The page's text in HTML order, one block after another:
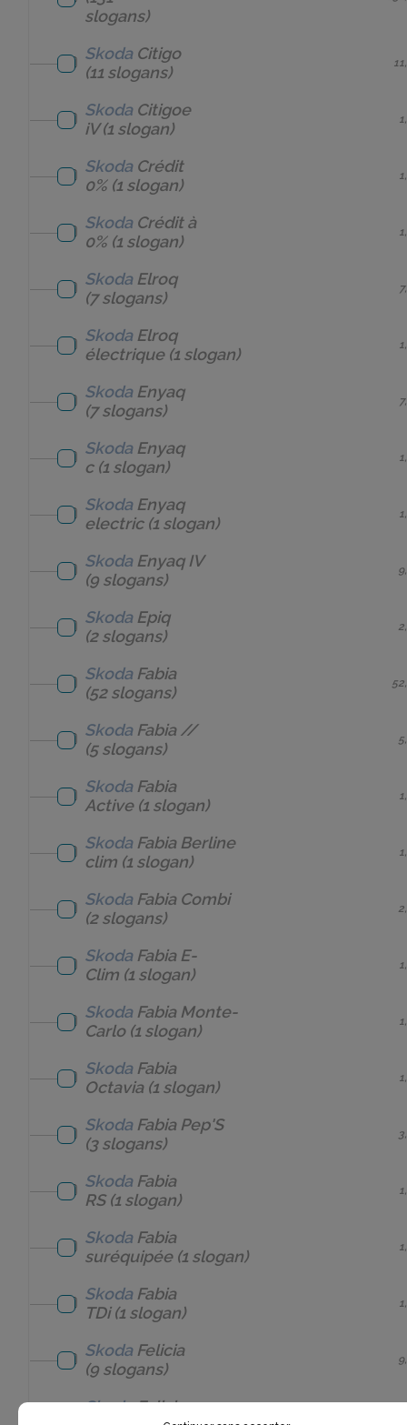
slogans)
Skoda Citigo
(11 slogans)
Skoda Citigoe
iV(1 slogan)
Skoda Crédit
0%(1 slogan)
Skoda Crédit à
0%(1 slogan)
Skoda Elroq
(7 slogans)
Skoda Elroq
électrique(1 slogan)
Skoda Enyaq
(7 slogans)
Skoda Enyaq
c(1 slogan)
Skoda Enyaq
electric(1 slogan)
Skoda Enyaq IV
(9 slogans)
Skoda Epiq
(2 slogans)
Skoda Fabia
(52 slogans)
Skoda Fabia //
(5 slogans)
Skoda Fabia
Active(1 slogan)
Skoda Fabia Berline
clim (1 slogan)
Skoda Fabia Combi
(2 slogans)
Skoda Fabia E-
Clim (1 slogan)
Skoda Fabia Monte-
Carlo(1 slogan)
Skoda Fabia
Octavia(1 slogan)
Skoda Fabia Pep'S
(3 slogans)
Skoda Fabia
RS(1 slogan)
Skoda Fabia
suréquipée(1 slogan)
Skoda Fabia
TDi(1 slogan)
Skoda Felicia
(9 slogans)
SkodaFelicia